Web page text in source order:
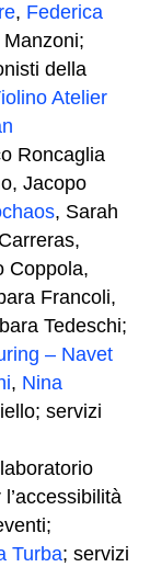
, Federica
della
Atelier
Roncaglia
Jacopo
, Sarah
Coppola,
Francoli,
Tedeschi;
– Navet
, Nina
servizi
laboratorio
l’accessibilità
Turba; servizi